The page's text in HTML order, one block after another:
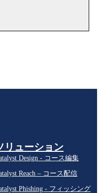
リューション
Design - コース編集
Reach – コース配信
Phishing - フィッシング